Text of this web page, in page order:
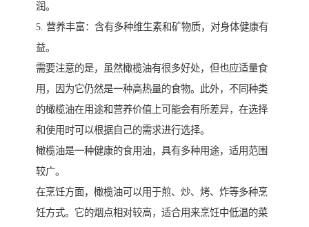
润。
5. 营养丰富：含有多种维生素和矿物质，对身体健康有
益。
需要注意的是，虽然橄榄油有很多好处，但也应适量食
用，因为它仍然是一种高热量的食物。此外，不同种类
的橄榄油在用途和营养价值上可能会有所差异，在选择
和使用时可以根据自己的需求进行选择。
橄榄油是一种健康的食用油，具有多种用途，适用范围
较广。
在烹饪方面，橄榄油可以用于煎、炒、烤、炸等多种烹
饪方式。它的烟点相对较高，适合用来烹饪中低温的菜